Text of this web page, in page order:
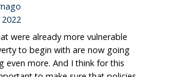
were already more vulnerable
to begin with are now going
even more. And I think for this